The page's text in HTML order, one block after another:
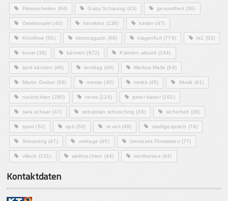
Filmneuheiten (64) Gaby Schaunig (43) gesundheit(36)
Gewinnspiel (40) heimkino (138) kinder (47)
Kinofilme (50) kinomagazin (69) klagenfurt(776) kt1 (53)
kunst (38) kärnten (672) Kärnten aktuell (144)
land kärnten (46) landtag (49) Markus Malle (68)
Martin Gruber (58) messe (40) mmkk(45) Musik (41)
nachrichten (280) news(126) peter kaiser(162)
sara schaar (47) sebastian schuschnig (38) sicherheit (36)
sport (52) spö (53) st.veit(49) stadtgespräch (74)
Streaming (47) umfrage (45) Unnützes Filmwissen (77)
villach (131) weihnachten (44) wörthersee (44)
Kontaktdaten